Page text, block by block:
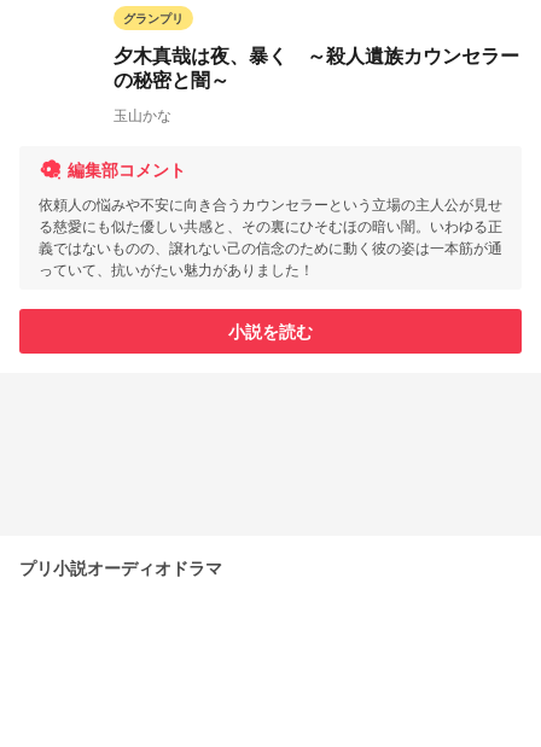
グランプリ
夕木真哉は夜、暴く ～殺人遺族カウンセラー
の秘密と闇～
玉山かな
編集部コメント
依頼人の悩みや不安に向き合うカウンセラーという立場の主人公が見せ
る慈愛にも似た優しい共感と、その裏にひそむほの暗い闇。いわゆる正
義ではないものの、譲れない己の信念のために動く彼の姿は一本筋が通
っていて、抗いがたい魅力がありました！
小説を読む
プリ小説オーディオドラマ